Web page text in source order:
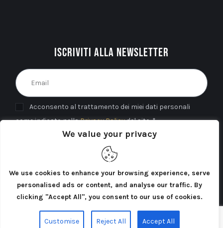
We value your privacy
We use cookies to enhance your browsing experience, serve
personalised ads or content, and analyse our traffic. By
clicking "Accept All", you consent to our use of cookies.
Customise Reject All Accept All
Iscriviti alla newsletter
Acconsento al trattamento dei miei dati personali
come indicato nellaPrivacy Policydel sito. *
INVIA
Cercatori di Atlantide 2025©. Tutti i diritti riservati.
Privacy PolicyCookie Policy